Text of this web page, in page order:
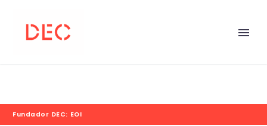
Fundador DEC: EOI